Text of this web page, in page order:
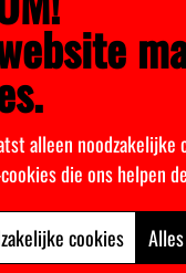
alleen
die ons helpen
cookies